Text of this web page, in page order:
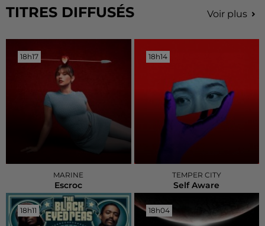
TITRES DIFFUSÉS Voir plus
18h17
18h17
MARINE
Escroc
18h14
18h14
TEMPER CITY
Self Aware
18h11
18h11 18h04
18h04